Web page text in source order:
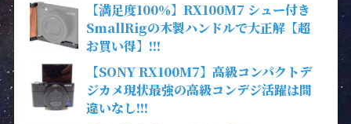
【満足度100％】RX100M7 シュー付き
SmallRigの木製ハンドルで大正解【超
お買い得】!!!
【SONY RX100M7】高級コンパクトデ
ジカメ現状最強の高級コンデジ活躍は間
違いなし!!!